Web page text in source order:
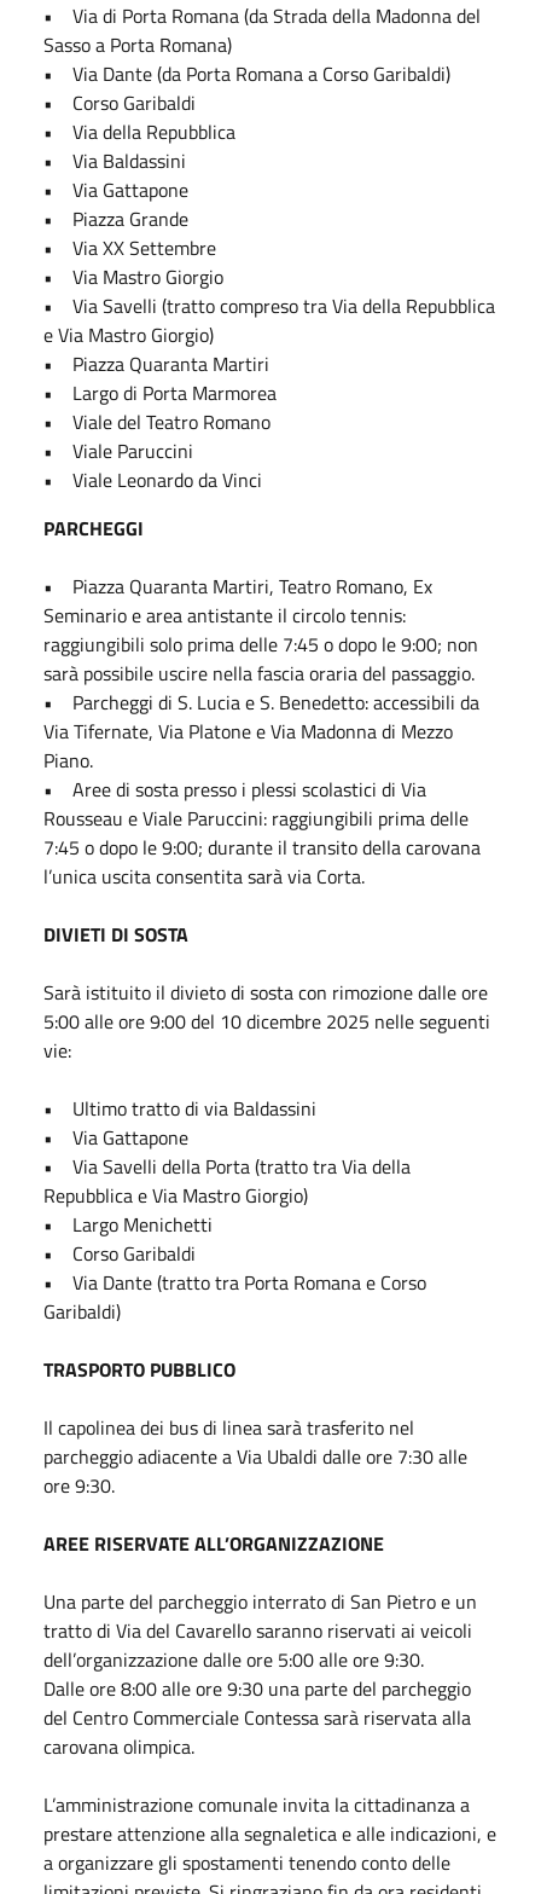
• Via di Porta Romana (da Strada della Madonna del
Sasso a Porta Romana)
• Via Dante (da Porta Romana a Corso Garibaldi)
• Corso Garibaldi
• Via della Repubblica
• Via Baldassini
• Via Gattapone
• Piazza Grande
• Via XX Settembre
• Via Mastro Giorgio
• Via Savelli (tratto compreso tra Via della Repubblica
e Via Mastro Giorgio)
• Piazza Quaranta Martiri
• Largo di Porta Marmorea
• Viale del Teatro Romano
• Viale Paruccini
• Viale Leonardo da Vinci
PARCHEGGI
• Piazza Quaranta Martiri, Teatro Romano, Ex
Seminario e area antistante il circolo tennis:
raggiungibili solo prima delle 7:45 o dopo le 9:00; non
sarà possibile uscire nella fascia oraria del passaggio.
• Parcheggi di S. Lucia e S. Benedetto: accessibili da
Via Tifernate, Via Platone e Via Madonna di Mezzo
Piano.
• Aree di sosta presso i plessi scolastici di Via
Rousseau e Viale Paruccini: raggiungibili prima delle
7:45 o dopo le 9:00; durante il transito della carovana
l’unica uscita consentita sarà via Corta.
DIVIETI DI SOSTA
Sarà istituito il divieto di sosta con rimozione dalle ore
5:00 alle ore 9:00 del 10 dicembre 2025 nelle seguenti
vie:
• Ultimo tratto di via Baldassini
• Via Gattapone
• Via Savelli della Porta (tratto tra Via della
Repubblica e Via Mastro Giorgio)
• Largo Menichetti
• Corso Garibaldi
• Via Dante (tratto tra Porta Romana e Corso
Garibaldi)
TRASPORTO PUBBLICO
Il capolinea dei bus di linea sarà trasferito nel
parcheggio adiacente a Via Ubaldi dalle ore 7:30 alle
ore 9:30.
AREE RISERVATE ALL’ORGANIZZAZIONE
Una parte del parcheggio interrato di San Pietro e un
tratto di Via del Cavarello saranno riservati ai veicoli
dell’organizzazione dalle ore 5:00 alle ore 9:30.
Dalle ore 8:00 alle ore 9:30 una parte del parcheggio
del Centro Commerciale Contessa sarà riservata alla
carovana olimpica.
L’amministrazione comunale invita la cittadinanza a
prestare attenzione alla segnaletica e alle indicazioni, e
a organizzare gli spostamenti tenendo conto delle